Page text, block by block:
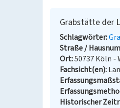
Grabstätte der
Schlagwörter
Straße /
Ort 50737 Köln -
Fachsicht(en)
Historischer